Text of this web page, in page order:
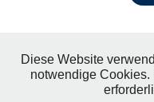
Impressum|
Diese Website
notwendige